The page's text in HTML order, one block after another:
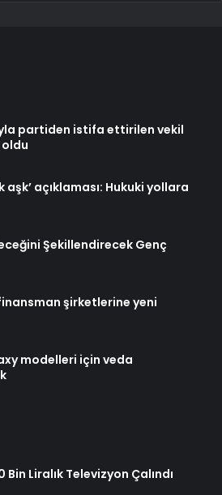
partiden istifa ettirilen vekil
oldu
aşk’ açıklaması: Hukuki yollara
Şekillendirecek Genç
şirketlerine yeni
modelleri için veda
Bin Liralık Televizyon Çalındı